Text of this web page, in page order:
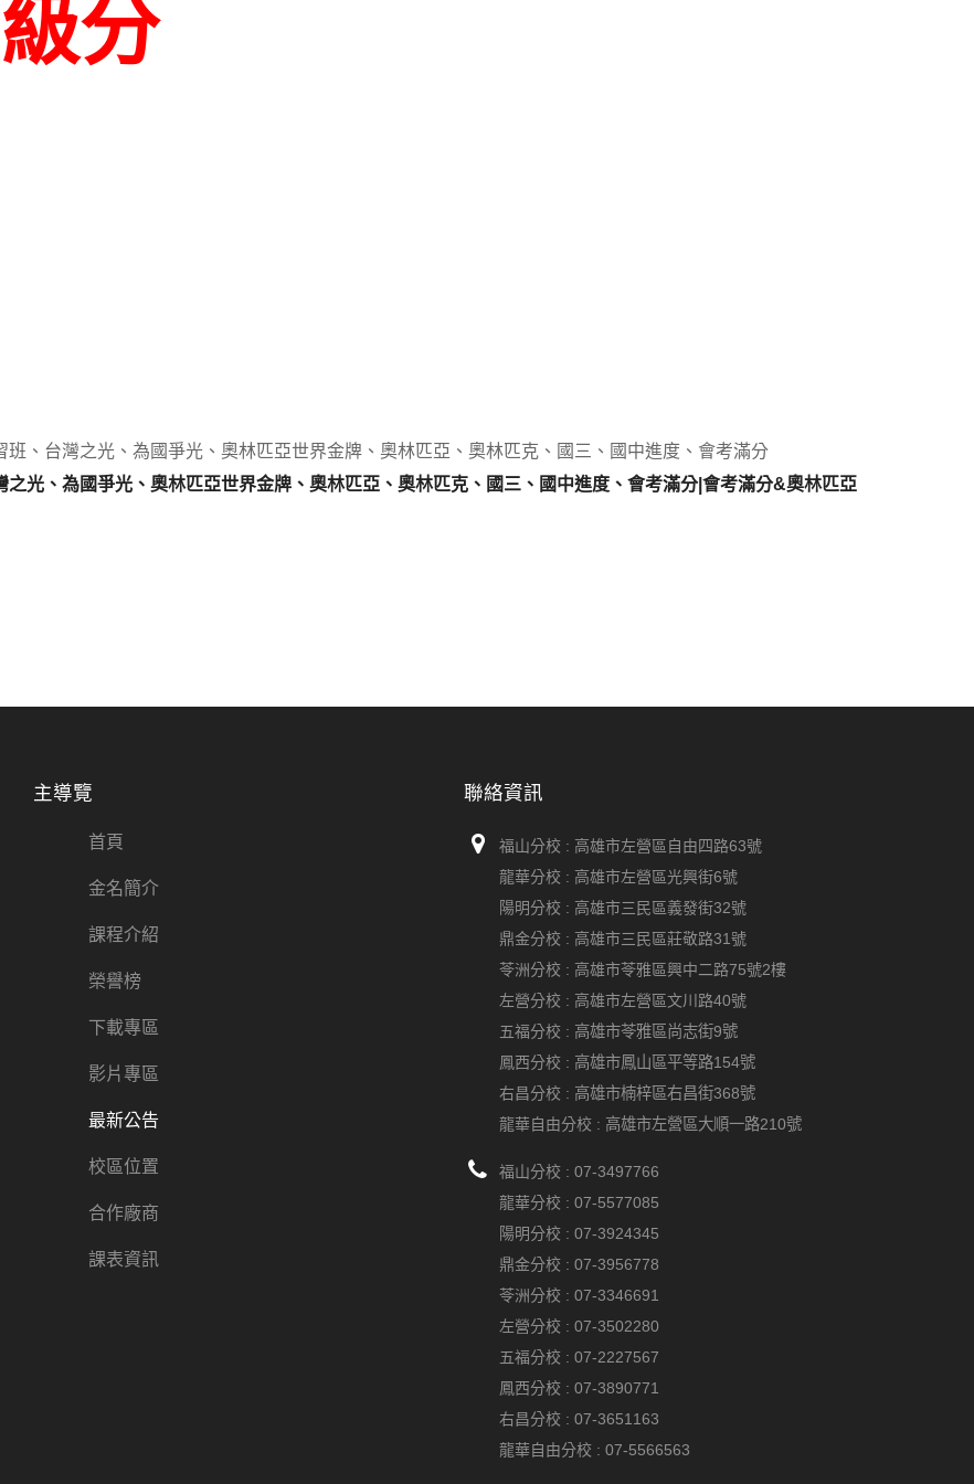
分
班、台灣之光、為國爭光、奧林匹亞世界金牌、奧林匹亞、奧林匹克、國三、國中進度、會考滿分
光、為國爭光、奧林匹亞世界金牌、奧林匹亞、奧林匹克、國三、國中進度、會考滿分|會考滿分&奧林匹亞
主導覽
首頁
金名簡介
課程介紹
榮譽榜
下載專區
影片專區
最新公告
校區位置
合作廠商
課表資訊
聯絡資訊
福山分校 : 高雄市左營區自由四路63號
龍華分校 : 高雄市左營區光興街6號
陽明分校 : 高雄市三民區義發街32號
鼎金分校 : 高雄市三民區莊敬路31號
苓洲分校 : 高雄市苓雅區興中二路75號2樓
左營分校 : 高雄市左營區文川路40號
五福分校 : 高雄市苓雅區尚志街9號
鳳西分校 : 高雄市鳳山區平等路154號
右昌分校 : 高雄市楠梓區右昌街368號
龍華自由分校 : 高雄市左營區大順一路210號
福山分校 : 07-3497766
龍華分校 : 07-5577085
陽明分校 : 07-3924345
鼎金分校 : 07-3956778
苓洲分校 : 07-3346691
左營分校 : 07-3502280
五福分校 : 07-2227567
鳳西分校 : 07-3890771
右昌分校 : 07-3651163
龍華自由分校 : 07-5566563